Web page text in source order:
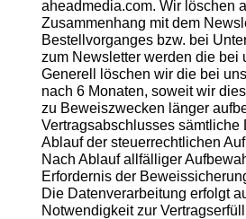
aheadmedia.com. Wir löschen
Zusammenhang mit dem
Bestellvorganges bzw. bei
zum Newsletter werden die bei
Generell löschen wir die bei
nach 6 Monaten, soweit wir
zu Beweiszwecken länger
Vertragsabschlusses
Ablauf der steuerrechtlichen
Nach Ablauf allfälliger
Erfordernis der
Die Datenverarbeitung erfolgt
Notwendigkeit zur